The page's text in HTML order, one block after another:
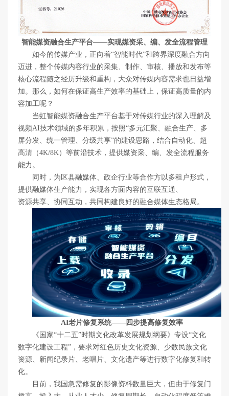
智能媒资融合生产平台——实现媒资采、编、发全流程管理
如今的传媒产业，正向着“智能时代”和跨界深度融合方向
迈进，整个传媒内容行业的采集、制作、审核、播放和发布等
核心流程随之经历升级和重构，大众对传媒内容需求也日益增
加。那么，如何在保证高生产效率的基础上，保证高质量的内
容加工呢？
当虹智能媒资融合生产平台基于对传媒行业的深入理解及
视频AI技术领域的多年积累，按照“多元汇聚、融合生产、多
屏分发、统一管理、分级共享”的建设思路，结合自动化、 超
高清 （4K/8K）等前沿技术，提供媒资采、编、发全流程服务
能力。
同时，为区县融媒体、政企行业等合作方以多租户形式，
提供融媒体生产能力，实现各方面内容的互联互通、
资源共享、协同互动，共同构建良好的融合媒体生态格局。
AI老片修复系统——四步提高修复效率
《国家“十二五”时期文化改革发展规划纲要》专设“文化
数字化建设工程”，要求对红色历史文化资源、少数民族文化
资源、新闻纪录片、老唱片、文化遗产等进行数字化修复和转
化。
目前，我国急需修复的影像资料数量巨大，但由于修复门